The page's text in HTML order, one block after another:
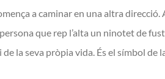
a caminar en una altra direcció.
que rep l’alta un ninotet de
la seva pròpia vida. És el símbol de